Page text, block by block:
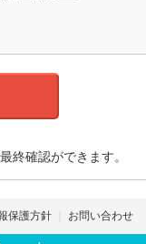
終確認ができます。
保護方針 お問い合わせ